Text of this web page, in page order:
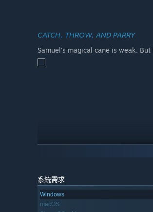
CATCH, THROW, AND PARRY
Samuel's magical cane is weak.
系統需求
Windows
macOS